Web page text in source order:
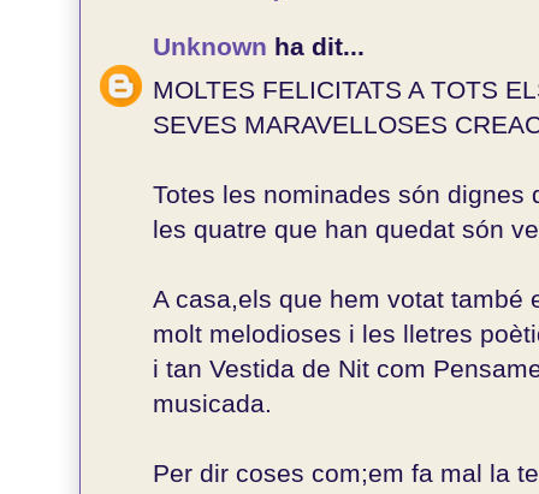
Unknown ha dit...
MOLTES FELICITATS A TOTS
SEVES MARAVELLOSES
Totes les nominades són dignes
les quatre que han quedat són
A casa,els que hem votat també
molt melodioses i les lletres
i tan Vestida de Nit com
musicada.
Per dir coses com;em fa mal la